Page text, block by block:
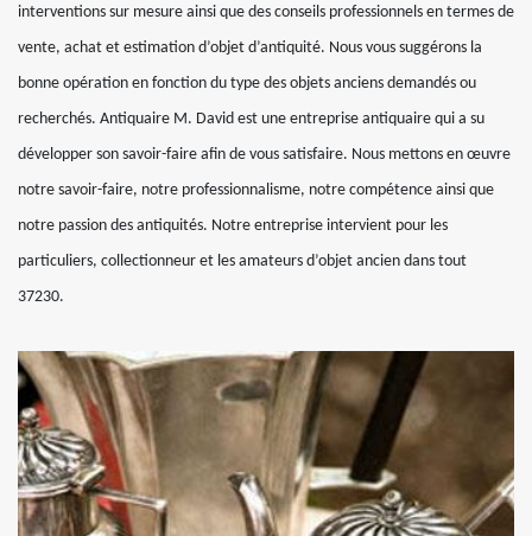
interventions sur mesure ainsi que des conseils professionnels en termes de
vente, achat et estimation d’objet d’antiquité. Nous vous suggérons la
bonne opération en fonction du type des objets anciens demandés ou
recherchés. Antiquaire M. David est une entreprise antiquaire qui a su
développer son savoir-faire afin de vous satisfaire. Nous mettons en œuvre
notre savoir-faire, notre professionnalisme, notre compétence ainsi que
notre passion des antiquités. Notre entreprise intervient pour les
particuliers, collectionneur et les amateurs d’objet ancien dans tout
37230.